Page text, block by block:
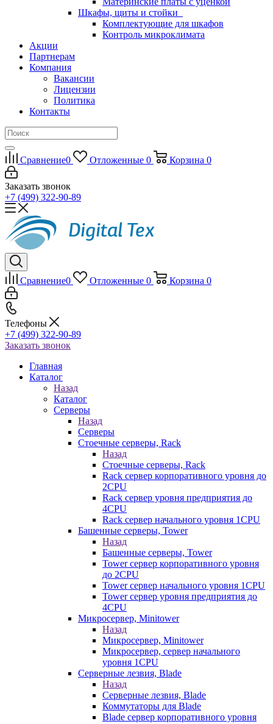
Шкафы, щиты и стойки
Комплектующие для шкафов
Контроль микроклимата
Акции
Партнерам
Компания
Вакансии
Лицензии
Политика
Контакты
Сравнение0 Отложенные 0 Корзина 0
Заказать звонок
+7 (499) 322-90-89
Сравнение0 Отложенные 0 Корзина 0
Телефоны
+7 (499) 322-90-89
Заказать звонок
Главная
Каталог
Назад
Каталог
Серверы
Назад
Серверы
Стоечные серверы, Rack
Назад
Стоечные серверы, Rack
Rack сервер корпоративного уровня до
2CPU
Rack сервер уровня предприятия до
4CPU
Rack сервер начального уровня 1CPU
Башенные серверы, Tower
Назад
Башенные серверы, Tower
Tower сервер корпоративного уровня
до 2CPU
Tower сервер начального уровня 1CPU
Tower сервер уровня предприятия до
4CPU
Микросервер, Minitower
Назад
Микросервер, Minitower
Микросервер, сервер начального
уровня 1CPU
Серверные лезвия, Blade
Назад
Серверные лезвия, Blade
Коммутаторы для Blade
Blade сервер корпоративного уровня